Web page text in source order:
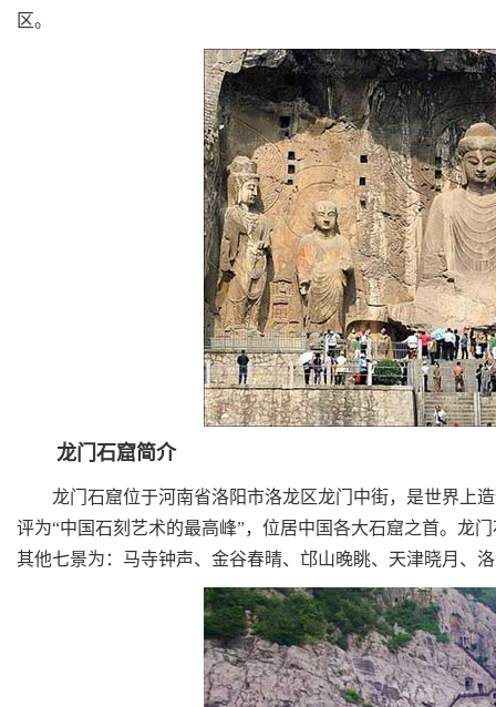
区。
龙门石窟简介
龙门石窟位于河南省洛阳市洛龙区龙门中街，是世界上造
评为“中国石刻艺术的最高峰”，位居中国各大石窟之首。龙
其他七景为：马寺钟声、金谷春晴、邙山晚眺、天津晓月、